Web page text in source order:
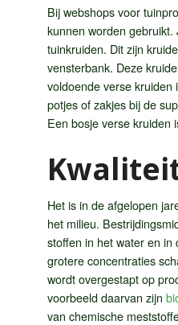
Bij webshops voor
kunnen worden gebruikt.
tuinkruiden. Dit zijn
vensterbank. Deze
voldoende verse kruiden
potjes of zakjes bij de
Een bosje verse kruiden
Het is in de afgelopen
het milieu.
stoffen in het water en in
grotere concentraties
wordt overgestapt op
voorbeeld daarvan zijn
van chemische